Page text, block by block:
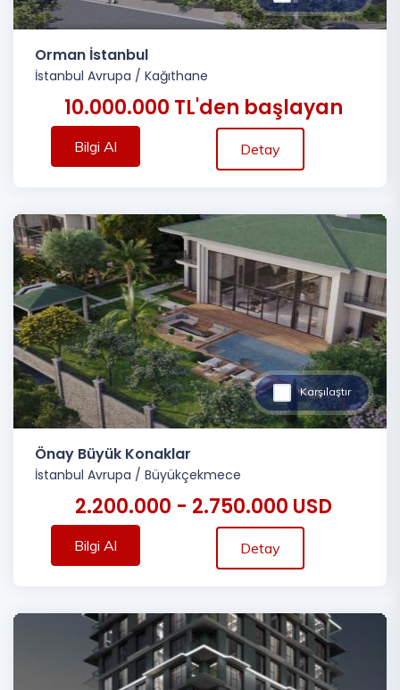
Orman İstanbul
İstanbul Avrupa / Kağıthane
10.000.000 TL'den başlayan
Bilgi Al Detay
Karşılaştır
Önay Büyük Konaklar
İstanbul Avrupa / Büyükçekmece
2.200.000 - 2.750.000 USD
Bilgi Al Detay